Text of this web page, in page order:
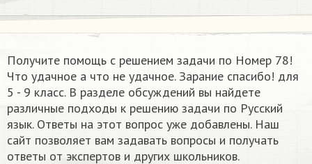
Получите помощь с решением задачи по Номер 78!
Что удачное а что не удачное. Зарание спасибо! для
5 - 9 класс. В разделе обсуждений вы найдете
различные подходы к решению задачи по Русский
язык. Ответы на этот вопрос уже добавлены. Наш
сайт позволяет вам задавать вопросы и получать
ответы от экспертов и других школьников.